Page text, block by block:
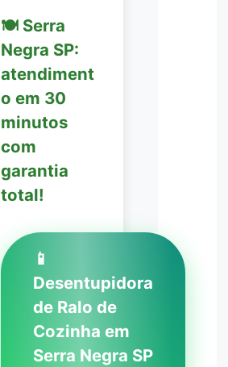
🍽️ Serra
Negra SP:
atendiment
o em 30
minutos
com
garantia
total!
📱
Desentupidora
de Ralo de
Cozinha em
Serra Negra SP